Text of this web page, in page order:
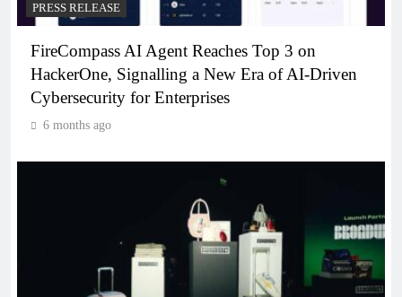
PRESS RELEASE
FireCompass AI Agent Reaches Top 3 on
HackerOne, Signalling a New Era of AI-Driven
Cybersecurity for Enterprises
6 months ago